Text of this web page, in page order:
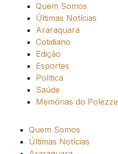
Quem Somos
Últimas Notícias
Araraquara
Cotidiano
Edição
Esportes
Política
Saúde
Memórias do Polezze
Quem Somos
Últimas Notícias